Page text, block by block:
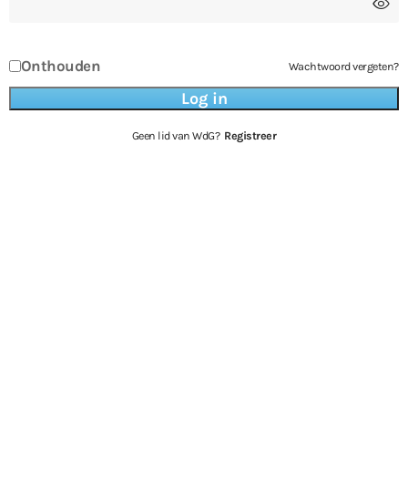
Onthouden Wachtwoord vergeten?
Geen lid van WdG? Registreer